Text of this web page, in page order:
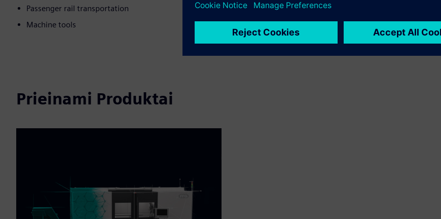
Passenger rail transportation
Machine tools
Prieinami Produktai